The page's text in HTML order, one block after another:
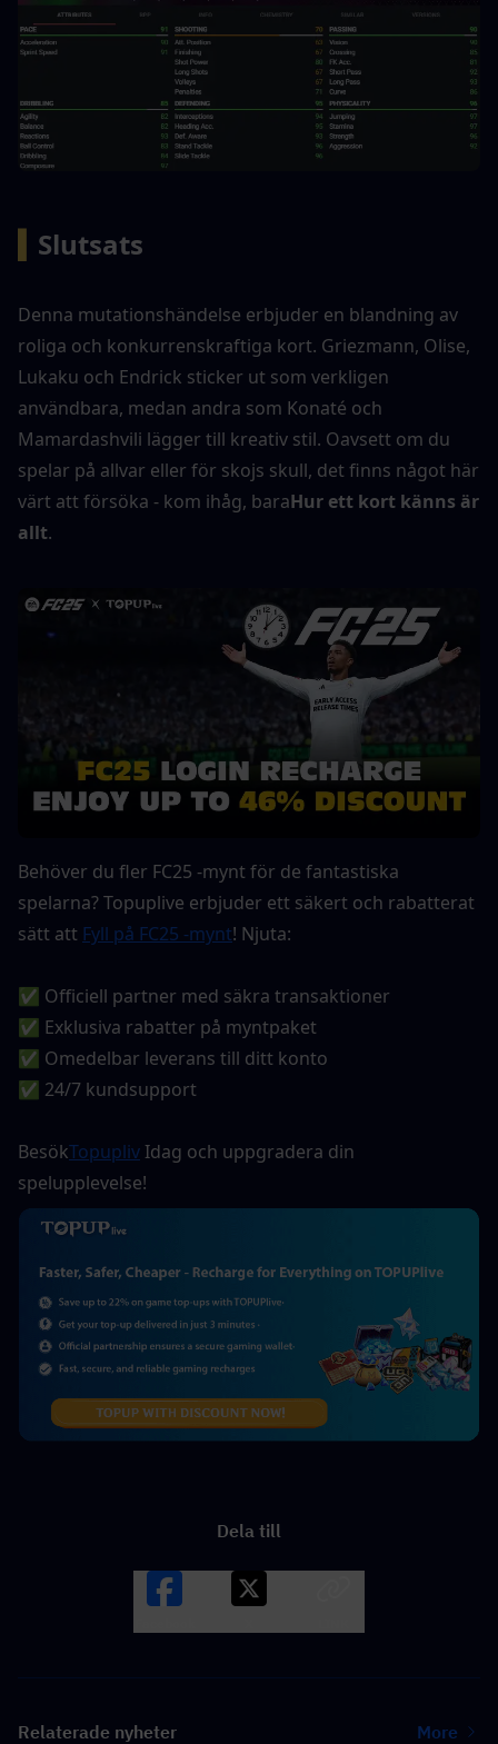
Slutsats
Denna mutationshändelse erbjuder en blandning av
roliga och konkurrenskraftiga kort. Griezmann, Olise,
Lukaku och Endrick sticker ut som verkligen
användbara, medan andra som Konaté och
Mamardashvili lägger till kreativ stil. Oavsett om du
spelar på allvar eller för skojs skull, det finns något här
värt att försöka - kom ihåg, baraHur ett kort känns är
allt.
Behöver du fler FC25 -mynt för de fantastiska
spelarna? Topuplive erbjuder ett säkert och rabatterat
sätt att Fyll på FC25 -mynt! Njuta:
✅ Officiell partner med säkra transaktioner
✅ Exklusiva rabatter på myntpaket
✅ Omedelbar leverans till ditt konto
✅ 24/7 kundsupport
BesökTopupliv Idag och uppgradera din
spelupplevelse!
Dela till
Relaterade nyheter More